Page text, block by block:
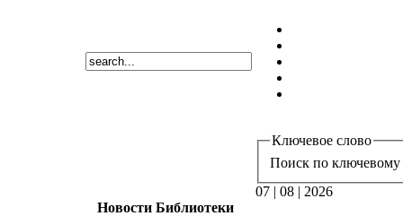
Ключевое слово
Поиск по ключевому
07 | 08 | 2026
Новости Библиотеки